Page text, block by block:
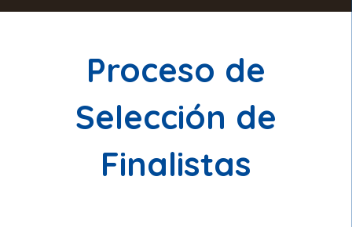
Proceso de
Selección de
Finalistas